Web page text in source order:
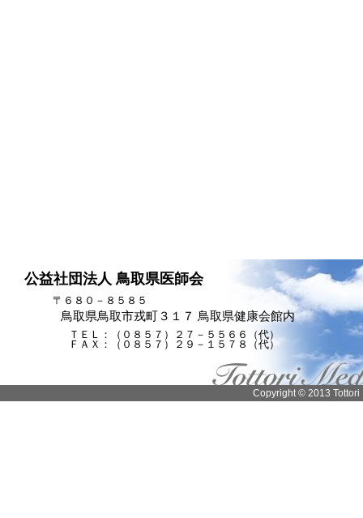
公益社団法人 鳥取県医師会
〒６８０－８５８５
鳥取県鳥取市戎町３１７ 鳥取県健康会館内
ＴＥＬ：（０８５７）２７－５５６６（代）
ＦＡＸ：（０８５７）２９－１５７８（代）
Copyright © 2013 Tottori